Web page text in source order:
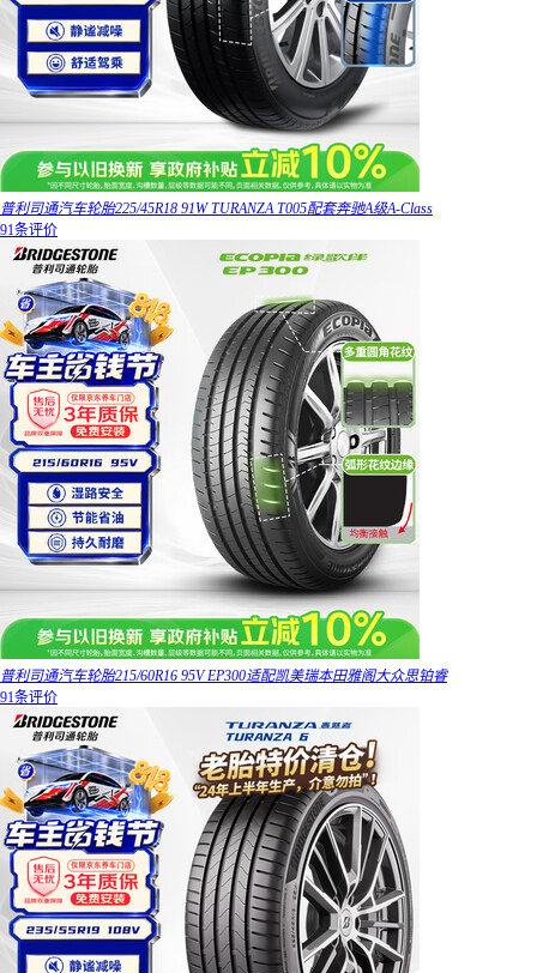
普利司通汽车轮胎225/45R18 91W TURANZA T005配套奔驰A级A-Class
91条评价
普利司通汽车轮胎215/60R16 95V EP300适配凯美瑞本田雅阁大众思铂睿
91条评价